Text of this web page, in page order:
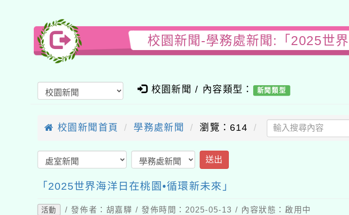
校園新聞-學務處新聞:「2025世
校園新聞 / 內容類型： 新聞類型
校園新聞首頁 學務處新聞 瀏覽：614
送出
「2025世界海洋日在桃園•循環新未來」
活動 / 發佈者：胡嘉驊 / 發佈時間：2025-05-13 / 內容狀態：啟用中